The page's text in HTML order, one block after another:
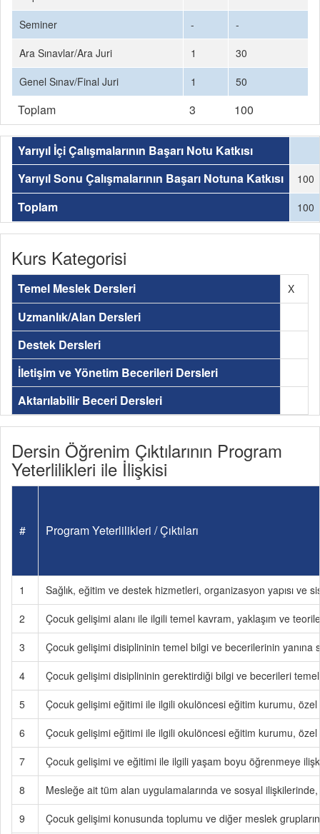
Seminer
-
-
Ara Sınavlar/Ara Juri
1
30
Genel Sınav/Final Juri
1 50
Toplam 3 100
Yarıyıl İçi Çalışmalarının Başarı Notu Katkısı
Yarıyıl Sonu Çalışmalarının Başarı Notuna Katkısı
100
Toplam 100
Kurs Kategorisi
Temel Meslek Dersleri X
Uzmanlık/Alan Dersleri
Destek Dersleri
İletişim ve Yönetim Becerileri Dersleri
Aktarılabilir Beceri Dersleri
Dersin Öğrenim Çıktılarının Program
Yeterlilikleri ile İlişkisi
# Program Yeterlilikleri / Çıktıları
1
Sağlık, eğitim ve destek hizmetleri, organizasyon yapısı ve
2
Çocuk gelişimi alanı ile ilgili temel kavram, yaklaşım ve
3
Çocuk gelişimi disiplininin temel bilgi ve becerilerinin yanına
4
Çocuk gelişimi disiplininin gerektirdiği bilgi ve becerileri
5
Çocuk gelişimi eğitimi ile ilgili okulöncesi eğitim kurumu,
6
Çocuk gelişimi eğitimi ile ilgili okulöncesi eğitim kurumu,
7
Çocuk gelişimi ve eğitimi ile ilgili yaşam boyu öğrenmeye
8
Mesleğe ait tüm alan uygulamalarında ve sosyal
9
Çocuk gelişimi konusunda toplumu ve diğer meslek